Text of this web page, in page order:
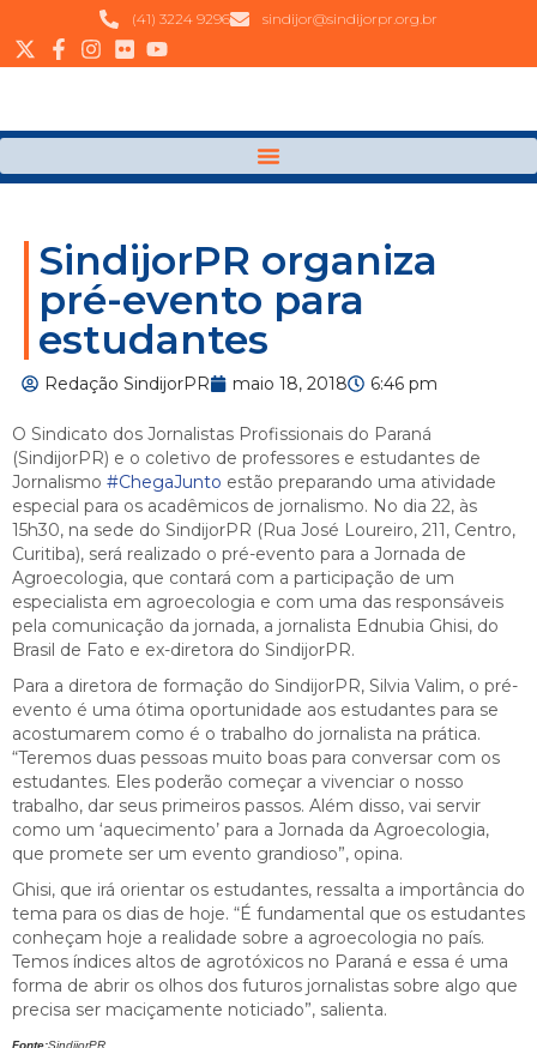
(41) 3224 9296 sindijor@sindijorpr.org.br
SindijorPR organiza
pré-evento para
estudantes
Redação SindijorPR maio 18, 2018 6:46 pm
O Sindicato dos Jornalistas Profissionais do Paraná
(SindijorPR) e o coletivo de professores e estudantes de
Jornalismo #ChegaJunto estão preparando uma atividade
especial para os acadêmicos de jornalismo. No dia 22, às
15h30, na sede do SindijorPR (Rua José Loureiro, 211, Centro,
Curitiba), será realizado o pré-evento para a Jornada de
Agroecologia, que contará com a participação de um
especialista em agroecologia e com uma das responsáveis
pela comunicação da jornada, a jornalista Ednubia Ghisi, do
Brasil de Fato e ex-diretora do SindijorPR.
Para a diretora de formação do SindijorPR, Silvia Valim, o pré-
evento é uma ótima oportunidade aos estudantes para se
acostumarem como é o trabalho do jornalista na prática.
“Teremos duas pessoas muito boas para conversar com os
estudantes. Eles poderão começar a vivenciar o nosso
trabalho, dar seus primeiros passos. Além disso, vai servir
como um ‘aquecimento’ para a Jornada da Agroecologia,
que promete ser um evento grandioso”, opina.
Ghisi, que irá orientar os estudantes, ressalta a importância do
tema para os dias de hoje. “É fundamental que os estudantes
conheçam hoje a realidade sobre a agroecologia no país.
Temos índices altos de agrotóxicos no Paraná e essa é uma
forma de abrir os olhos dos futuros jornalistas sobre algo que
precisa ser maciçamente noticiado”, salienta.
Fonte:SindijorPR